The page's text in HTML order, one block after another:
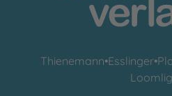
Thienemann•Esslinger•